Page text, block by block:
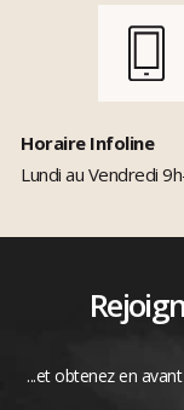
Horaire Infoline
Lundi au Vendredi
...et obtenez en